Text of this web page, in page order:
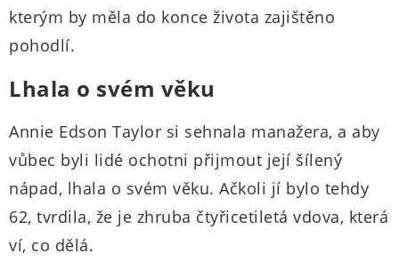
kterým by měla do konce života zajištěno
pohodlí.
Lhala o svém věku
Annie Edson Taylor si sehnala manažera, a aby
vůbec byli lidé ochotni přijmout její šílený
nápad, lhala o svém věku. Ačkoli jí bylo tehdy
62, tvrdila, že je zhruba čtyřicetiletá vdova, která
ví, co dělá.